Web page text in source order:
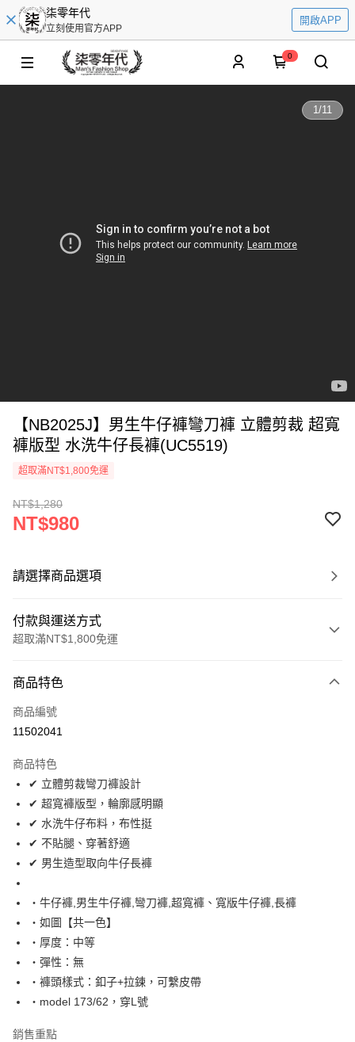
柒零年代
立刻使用官方APP
開啟APP
0
1/11
【NB2025J】男生牛仔褲彎刀褲 立體剪裁 超寬
褲版型 水洗牛仔長褲(UC5519)
超取滿NT$1,800免運
NT$1,280
NT$980
請選擇商品選項
付款與運送方式
超取滿NT$1,800免運
信用卡一次付款
超商取貨付款
Apple Pay
街口支付
悠遊付
Google Pay
AFTEE先享後付
相關說明
【關於「AFTEE先享後付」】
AFTEE先享後付是「在收到商品之後才付款」的支付方式。 讓您購物簡單
便利好安心！
１．簡單：不需註冊會員、不需綁卡、不需儲值。
３．安心：先確認商品／服務後，再付款。
【「AFTEE先享後付」結帳流程】
ATM付款
運送方式
每筆NT$80，滿NT$1,800(含以上)免運費
商品特色
商品編號
11502041
商品特色
✔ 立體剪裁彎刀褲設計
✔ 超寬褲版型，輪廓感明顯
✔ 水洗牛仔布料，布性挺
✔ 不貼腿、穿著舒適
✔ 男生造型取向牛仔長褲
‧牛仔褲,男生牛仔褲,彎刀褲,超寬褲、寬版牛仔褲,長褲
‧如圖【共一色】
‧厚度：中等
‧彈性：無
‧褲頭樣式：釦子+拉鍊，可繫皮帶
‧model 173/62，穿L號
銷售重點